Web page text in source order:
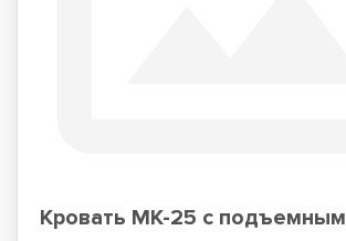
Кровать МК-25 с подъемным